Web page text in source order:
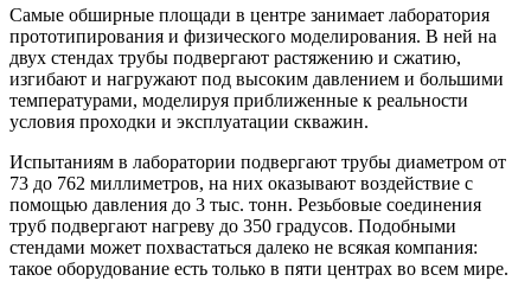
Самые обширные площади в центре занимает лаборатория
прототипирования и физического моделирования. В ней на
двух стендах трубы подвергают растяжению и сжатию,
изгибают и нагружают под высоким давлением и большими
температурами, моделируя приближенные к реальности
условия проходки и эксплуатации скважин.
Испытаниям в лаборатории подвергают трубы диаметром от
73 до 762 миллиметров, на них оказывают воздействие с
помощью давления до 3 тыс. тонн. Резьбовые соединения
труб подвергают нагреву до 350 градусов. Подобными
стендами может похвастаться далеко не всякая компания:
такое оборудование есть только в пяти центрах во всем мире.